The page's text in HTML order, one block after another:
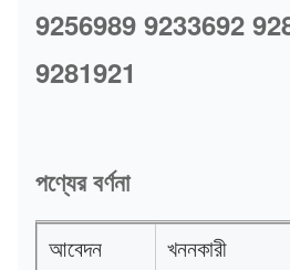
9256989 9233692
9281921
পণ্যের বর্ণনা
আবেদন
খননকারী